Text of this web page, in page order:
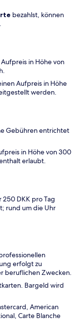
bezahlst, können
in Höhe von
Aufpreis in Höhe
werden.
Gebühren entrichtet
in Höhe von 300
erlaubt.
250 DKK pro Tag
rund um die Uhr
erfolgt zu
beruflichen Zwecken.
Bargeld wird
American
Carte Blanche